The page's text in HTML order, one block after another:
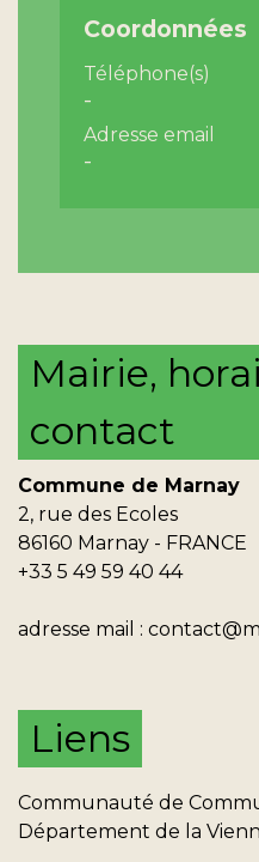
Coordonnées
Téléphone(s)
-
Adresse email
-
Mairie,
contact
Commune de Marnay
2, rue des Ecoles
86160 Marnay - FRANCE
+33 5 49 59 40 44
adresse mail :
Liens
Communauté de
Département de la